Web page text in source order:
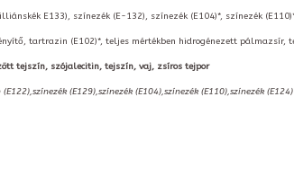
E133), színezék (E-132), színezék (E104)*, színezék
tartrazin (E102)*, teljes mértékben hidrogénezett pálmazsír,
tejszín, szójalecitin, tejszín, vaj, zsíros tejpor
(E129),színezék (E104),színezék (E110),színezék